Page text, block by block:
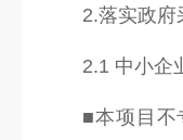
2.落实政府
2.1 中小企
■本项目不